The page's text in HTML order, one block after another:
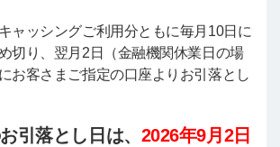
ャッシングご利用分ともに毎月10日に
切り、翌月2日（金融機関休業日の場
お客さまご指定の口座よりお引落とし
引落とし日は、 2026年9月2日